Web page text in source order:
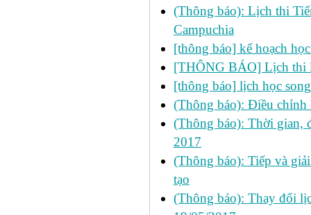
(Thông báo): Lịch thi
Campuchia
[thông báo] kế hoạch
[THÔNG BÁO] Lịch thi
[thông báo] lịch học
(Thông báo): Điều chỉnh
(Thông báo): Thời gian,
2017
(Thông báo): Tiếp và
tạo
(Thông báo): Thay đổi